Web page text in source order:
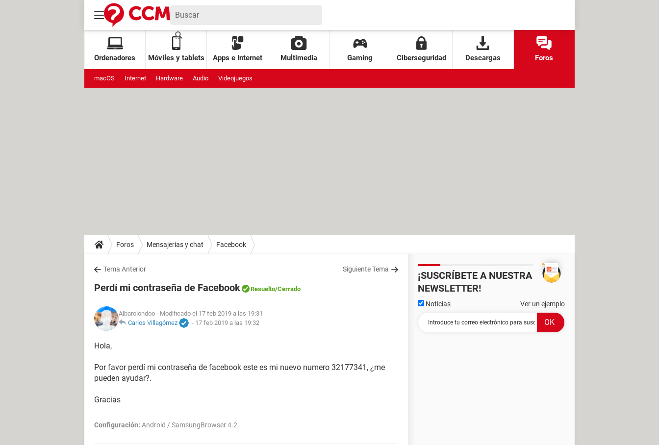
Ordenadores Móviles y tablets Apps e Internet Multimedia Gaming Ciberseguridad Descargas Foros
macOS Internet Hardware Audio Videojuegos
Foros Mensajerías y chat Facebook
Tema Anterior Siguiente Tema
Perdí mi contraseña de Facebook Resuelto/Cerrado
Albarolondoo - Modificado el 17 feb 2019 a las 19:31
Carlos Villagómez
- 17 feb 2019 a las 19:32
Hola,
Por favor perdí mi contraseña de facebook este es mi nuevo numero 32177341, ¿me
pueden ayudar?.
Gracias
Configuración: Android / SamsungBrowser 4.2
¡SUSCRÍBETE A NUESTRA
NEWSLETTER!
Noticias Ver un ejemplo